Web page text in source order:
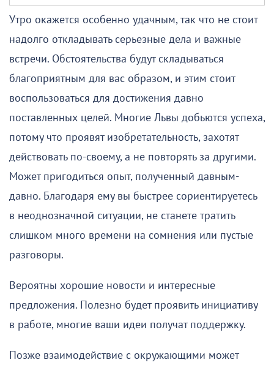
Утро окажется особенно удачным, так что не стоит
надолго откладывать серьезные дела и важные
встречи. Обстоятельства будут складываться
благоприятным для вас образом, и этим стоит
воспользоваться для достижения давно
поставленных целей. Многие Львы добьются успеха,
потому что проявят изобретательность, захотят
действовать по-своему, а не повторять за другими.
Может пригодиться опыт, полученный давным-
давно. Благодаря ему вы быстрее сориентируетесь
в неоднозначной ситуации, не станете тратить
слишком много времени на сомнения или пустые
разговоры.
Вероятны хорошие новости и интересные
предложения. Полезно будет проявить инициативу
в работе, многие ваши идеи получат поддержку.
Позже взаимодействие с окружающими может